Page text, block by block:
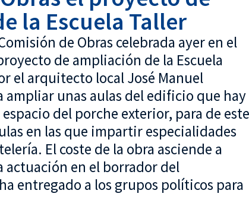
la Escuela Taller
de Obras celebrada ayer en el
de ampliación de la Escuela
el arquitecto local José Manuel
unas aulas del edificio que hay
del porche exterior, para de este
en las que impartir especialidades
El coste de la obra asciende a
actuación en el borrador del
entregado a los grupos políticos para